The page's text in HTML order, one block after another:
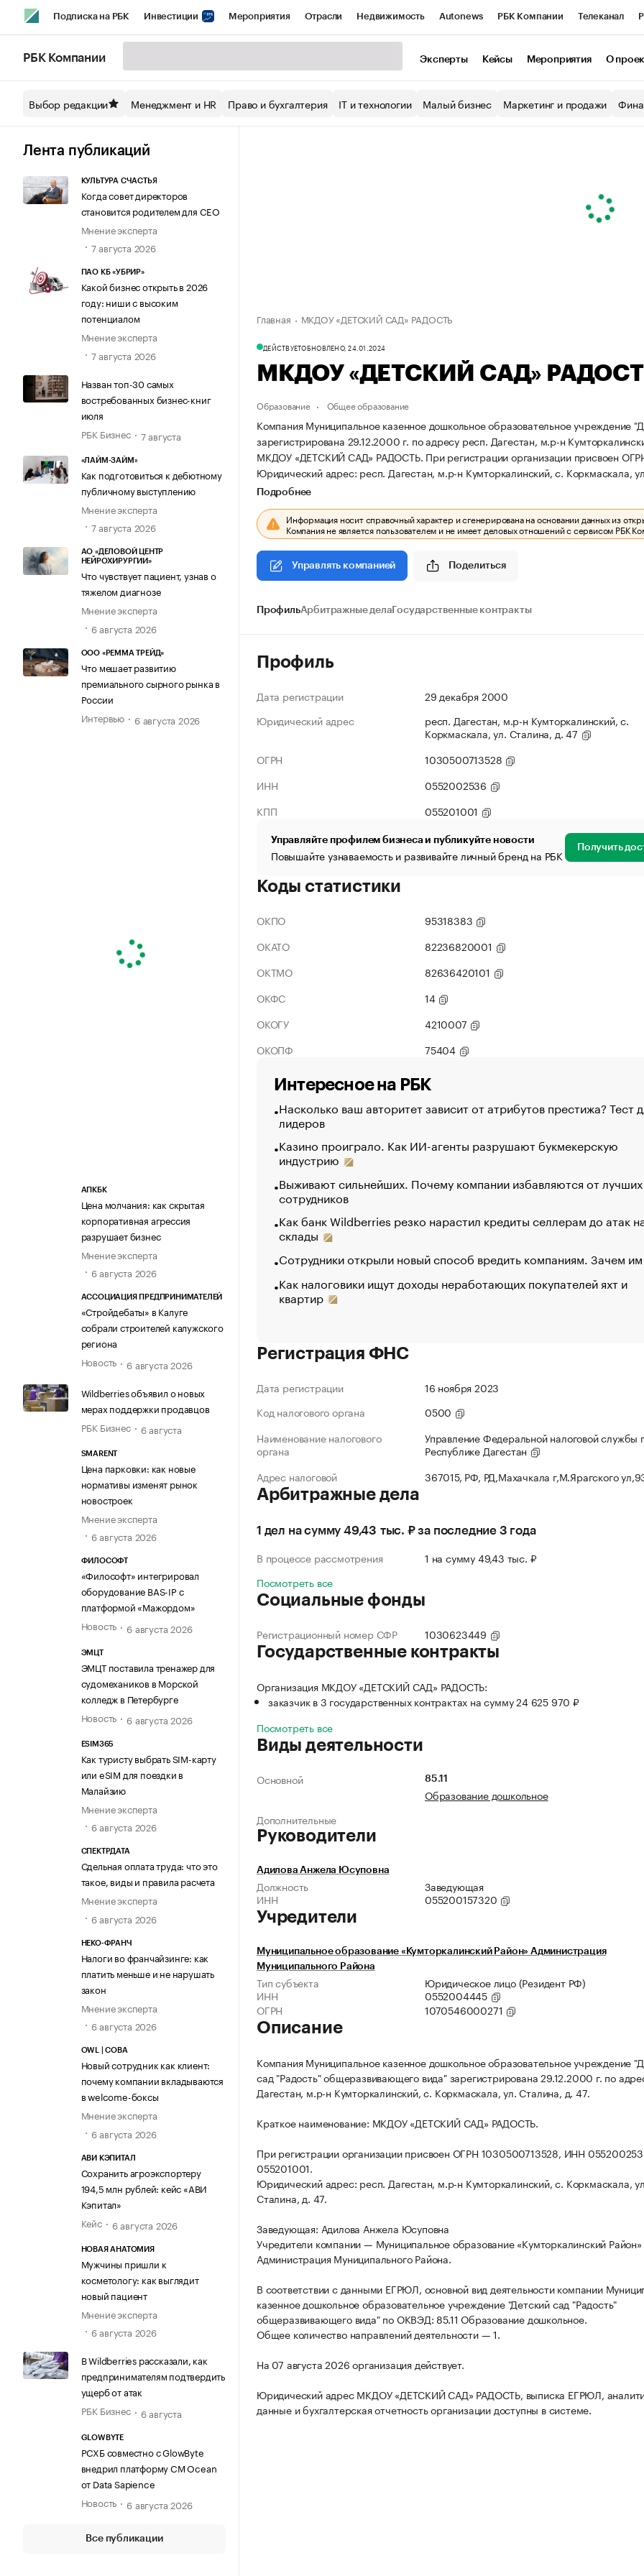
Подписка на РБК Инвестиции Мероприятия Отрасли Недвижимость Autonews РБК Компании Телеканал
Спецпроекты СПб Конференции СПб Спецпроекты Экономика Бизнес
Технологии и медиа
РБК Компании Эксперты Кейсы Мероприятия О
Выбор редакции Менеджмент и HR Право и бухгалтерия IT и технологии Малый бизнес Маркетинг и продажи
Лента публикаций
КУЛЬТУРА СЧАСТЬЯ
Когда совет директоров
становится родителем для CEO
Мнение эксперта
7 августа 2026
ПАО КБ «УБРИР»
Какой бизнес открыть в 2026
году: ниши с высоким
потенциалом
Мнение эксперта
7 августа 2026
Назван топ-30 самых
востребованных бизнес-книг
июля
РБК Бизнес
7 августа
«ЛАЙМ-ЗАЙМ»
Как подготовиться к дебютному
публичному выступлению
Мнение эксперта
7 августа 2026
АО «ДЕЛОВОЙ ЦЕНТР
НЕЙРОХИРУРГИИ»
Что чувствует пациент, узнав о
тяжелом диагнозе
Мнение эксперта
6 августа 2026
ООО «РЕММА ТРЕЙД»
Что мешает развитию
премиального сырного рынка в
России
Интервью
6 августа 2026
АПКБК
Цена молчания: как скрытая
корпоративная агрессия
разрушает бизнес
Мнение эксперта
6 августа 2026
АССОЦИАЦИЯ ПРЕДПРИНИМАТЕЛЕЙ
«Стройдебаты» в Калуге
собрали строителей калужского
региона
Новость
6 августа 2026
Wildberries объявил о новых
мерах поддержки продавцов
РБК Бизнес
6 августа
SMARENT
Цена парковки: как новые
нормативы изменят рынок
новостроек
Мнение эксперта
6 августа 2026
ФИЛОСОФТ
«Философт» интегрировал
оборудование BAS-IP с
платформой «Мажордом»
Новость
6 августа 2026
ЭМЦТ
ЭМЦТ поставила тренажер для
судомехаников в Морской
колледж в Петербурге
Новость
6 августа 2026
ESIM365
Как туристу выбрать SIM-карту
или eSIM для поездки в
Малайзию
Мнение эксперта
6 августа 2026
СПЕКТРДАТА
Сдельная оплата труда: что это
такое, виды и правила расчета
Мнение эксперта
6 августа 2026
НЕКО-ФРАНЧ
Налоги во франчайзинге: как
платить меньше и не нарушать
закон
Мнение эксперта
6 августа 2026
OWL | СОВА
Новый сотрудник как клиент:
почему компании вкладываются
в welcome-боксы
Мнение эксперта
6 августа 2026
АВИ КЭПИТАЛ
Сохранить агроэкспортеру
194,5 млн рублей: кейс «АВИ
Кэпитал»
Кейс
6 августа 2026
НОВАЯ АНАТОМИЯ
Мужчины пришли к
косметологу: как выглядит
новый пациент
Мнение эксперта
6 августа 2026
В Wildberries рассказали, как
предпринимателям подтвердить
ущерб от атак
РБК Бизнес
6 августа
GLOWBYTE
РСХБ совместно с GlowByte
внедрил платформу CM Ocean
от Data Sapience
Новость
6 августа 2026
Все публикации
Главная МКДОУ «ДЕТСКИЙ САД» РАДОСТЬ
ДЕЙСТВУЕТОБНОВЛЕНО, 24.01.2024
МКДОУ «ДЕТСКИЙ САД»
Образование Общее образование
Компания Муниципальное казенное дошкольное образовательное учреждение
зарегистрирована 29.12.2000 г. по адресу респ. Дагестан, м.р-н
МКДОУ «ДЕТСКИЙ САД» РАДОСТЬ. При регистрации организации присвоен
Юридический адрес: респ. Дагестан, м.р-н Кумторкалинский, с. Коркмаскала,
Подробнее
Информация носит справочный характер и сгенерирована на основании данных из
Компания не является пользователем и не имеет деловых отношений с сервисом РБК
Управлять компанией Поделиться
ПрофильАрбитражные дела Государственные контракты
Профиль
Дата регистрации
29 декабря 2000
Юридический адрес
респ. Дагестан, м.р-н Кумторкалинский, с.
Коркмаскала, ул. Сталина, д. 47
ОГРН
1030500713528
ИНН
0552002536
КПП
055201001
Управляйте профилем бизнеса и публикуйте новости
Повышайте узнаваемость и развивайте личный бренд на РБК Получить
Коды статистики
ОКПО
95318383
ОКАТО
82236820001
ОКТМО
82636420101
ОКФС
14
ОКОГУ
4210007
ОКОПФ
75404
Интересное на РБК
Насколько ваш авторитет зависит от атрибутов престижа? Тест
лидеров
Казино проиграло. Как ИИ-агенты разрушают букмекерскую
индустрию
Выживают сильнейших. Почему компании избавляются от лучших
сотрудников
Как банк Wildberries резко нарастил кредиты селлерам до атак
склады
Сотрудники открыли новый способ вредить компаниям. Зачем
Как налоговики ищут доходы неработающих покупателей яхт и
квартир
Регистрация ФНС
Дата регистрации
16 ноября 2023
Код налогового органа
0500
Наименование налогового
органа
Управление Федеральной налоговой службы
Республике Дагестан
Адрес налоговой
367015, РФ, РД,Махачкала г,М.Ярагского
Арбитражные дела
1 дел на сумму 49,43 тыс. ₽ за последние 3 года
В процессе рассмотрения
1 на сумму 49,43 тыс. ₽
Посмотреть все
Социальные фонды
Регистрационный номер СФР 1030623449
Государственные контракты
Организация МКДОУ «ДЕТСКИЙ САД» РАДОСТЬ:
заказчик в 3 государственных контрактах на сумму 24 625 970 ₽
Посмотреть все
Виды деятельности
Основной 85.11
Образование дошкольное
Дополнительные
Руководители
Адилова Анжела Юсуповна
Должность
Заведующая
ИНН
055200157320
Учредители
Муниципальное образование «Кумторкалинский Район» Администрация
Муниципального Района
Тип субъекта
Юридическое лицо (Резидент РФ)
ИНН
0552004445
ОГРН
1070546000271
Описание
Компания Муниципальное казенное дошкольное образовательное учреждение
сад "Радость" общеразвивающего вида" зарегистрирована 29.12.2000 г. по
Дагестан, м.р-н Кумторкалинский, с. Коркмаскала, ул. Сталина, д. 47.
Краткое наименование: МКДОУ «ДЕТСКИЙ САД» РАДОСТЬ.
При регистрации организации присвоен ОГРН 1030500713528, ИНН
055201001.
Юридический адрес: респ. Дагестан, м.р-н Кумторкалинский, с. Коркмаскала,
Сталина, д. 47.
Заведующая: Адилова Анжела Юсуповна
Учредители компании — Муниципальное образование «Кумторкалинский Район»
Администрация Муниципального Района.
В соответствии с данными ЕГРЮЛ, основной вид деятельности компании
казенное дошкольное образовательное учреждение "Детский сад "Радость"
общеразвивающего вида" по ОКВЭД: 85.11 Образование дошкольное.
Общее количество направлений деятельности — 1.
На 07 августа 2026 организация действует.
Юридический адрес МКДОУ «ДЕТСКИЙ САД» РАДОСТЬ, выписка ЕГРЮЛ,
данные и бухгалтерская отчетность организации доступны в системе.